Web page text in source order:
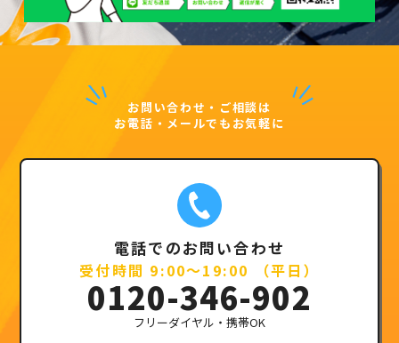
お問い合わせ・ご相談は
お電話・メールでもお気軽に
電話でのお問い合わせ
受付時間 9:00～19:00 （平日）
0120-346-902
フリーダイヤル・携帯OK